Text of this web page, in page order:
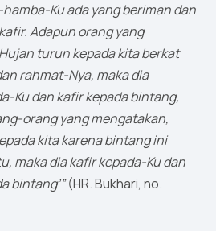
Ku ada yang beriman dan
Adapun orang yang
turun kepada kita berkat
rahmat-Nya, maka dia
Ku dan kafir kepada bintang,
orang yang mengatakan,
kita karena bintang ini
maka dia kafir kepada-Ku dan
bintang’”(HR. Bukhari, no.